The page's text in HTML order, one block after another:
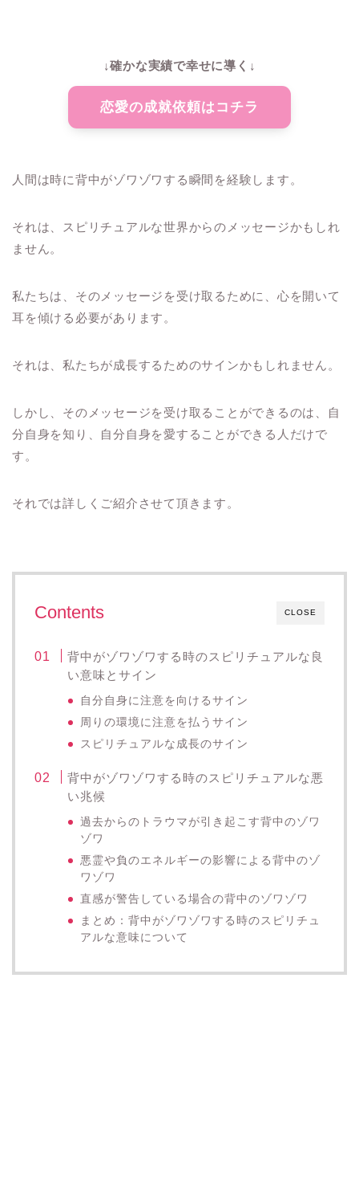
↓確かな実績で幸せに導く↓
恋愛の成就依頼はコチラ
人間は時に背中がゾワゾワする瞬間を経験します。
それは、スピリチュアルな世界からのメッセージかもしれ
ません。
私たちは、そのメッセージを受け取るために、心を開いて
耳を傾ける必要があります。
それは、私たちが成長するためのサインかもしれません。
しかし、そのメッセージを受け取ることができるのは、自
分自身を知り、自分自身を愛することができる人だけで
す。
それでは詳しくご紹介させて頂きます。
CLOSE
Contents
背中がゾワゾワする時のスピリチュアルな良
い意味とサイン
自分自身に注意を向けるサイン
周りの環境に注意を払うサイン
スピリチュアルな成長のサイン
背中がゾワゾワする時のスピリチュアルな悪
い兆候
過去からのトラウマが引き起こす背中のゾワ
ゾワ
悪霊や負のエネルギーの影響による背中のゾ
ワゾワ
直感が警告している場合の背中のゾワゾワ
まとめ：背中がゾワゾワする時のスピリチュ
アルな意味について